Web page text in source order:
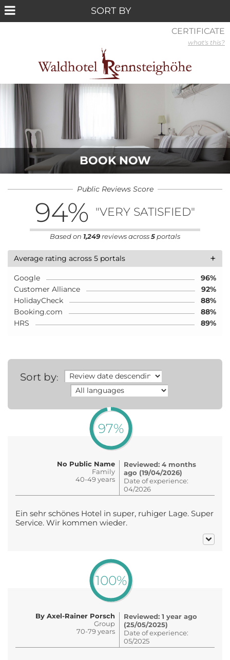
BOOK NOW
Public Reviews Score
94% "VERY SATISFIED"
Based on 1,249 reviews across5 portals
+
Average rating across 5 portals
Google
96%
Customer Alliance
92%
HolidayCheck
88%
Booking.com
88%
HRS
89%
Sort by:
97%
No Public Name
Family
40-49 years
Reviewed: 4 months
ago (19/04/2026)
Date of experience:
04/2026
Ein sehr schönes Hotel in super, ruhiger Lage. Super
Service. Wir kommen wieder.
100%
By Axel-Rainer Porsch
Group
70-79 years
Reviewed: 1 year ago
(25/05/2025)
Date of experience:
05/2025
CERTIFICATE
what's this?